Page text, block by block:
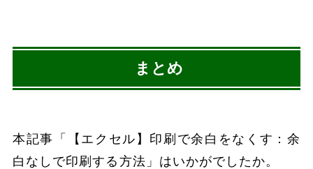
まとめ
本記事「【エクセル】印刷で余白をなくす：余
白なしで印刷する方法」はいかがでしたか。